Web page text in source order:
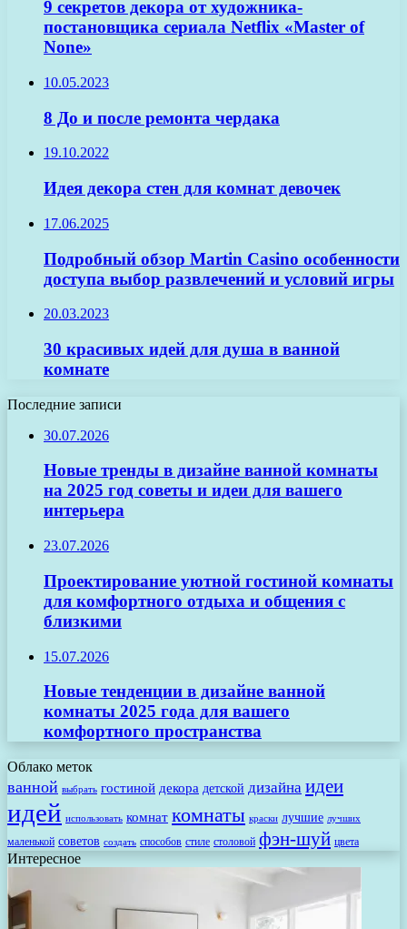
9 секретов декора от художника-
постановщика сериала Netflix «Master of
None»
10.05.2023
8 До и после ремонта чердака
19.10.2022
Идея декора стен для комнат девочек
17.06.2025
Подробный обзор Martin Casino особенности
доступа выбор развлечений и условий игры
20.03.2023
30 красивых идей для душа в ванной
комнате
Последние записи
30.07.2026
Новые тренды в дизайне ванной комнаты
на 2025 год советы и идеи для вашего
интерьера
23.07.2026
Проектирование уютной гостиной комнаты
для комфортного отдыха и общения с
близкими
15.07.2026
Новые тенденции в дизайне ванной
комнаты 2025 года для вашего
комфортного пространства
Облако меток
ванной выбрать гостиной декора детской дизайна идеи
идей использовать комнат комнаты краски лучшие лучших
маленькой советов создать способов стиле столовой фэн-шуй цвета
Интересное